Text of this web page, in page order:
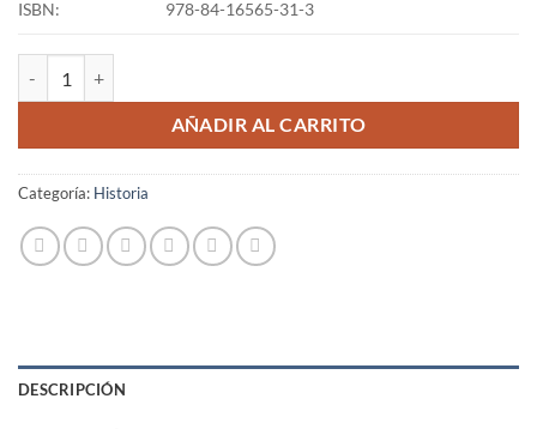
ISBN: 978-84-16565-31-3
AÑADIR AL CARRITO
Categoría: Historia
DESCRIPCIÓN